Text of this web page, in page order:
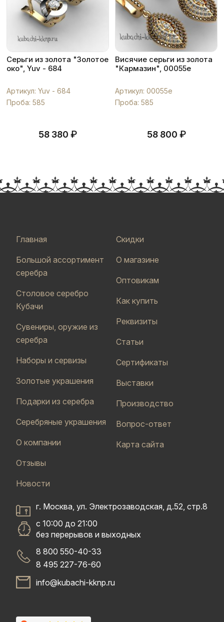
Серьги из золота "Золотое
око", Yuv - 684
Артикул: Yuv - 684
Проба: 585
58 380 ₽
Висячие серьги из золота
"Кармазин", 00055e
Артикул: 00055e
Проба: 585
58 800 ₽
Главная
Большой ассортимент
серебра
Столовое серебро
Кубачи
Сувениры, оружие из
серебра
Наборы и сервизы
Золотые украшения
Подарки из серебра
Серебряные украшения
О компании
Отзывы
Новости
Скидки
О магазине
Оптовикам
Как купить
Реквизиты
Статьи
Сертификаты
Выставки
Производство
Вопрос-ответ
Карта сайта
г. Москва, ул. Электрозаводская, д.52, стр.8
с 10:00 до 21:00
без перерывов и выходных
8 800 550-40-33
8 495 227-76-60
info@kubachi-kknp.ru